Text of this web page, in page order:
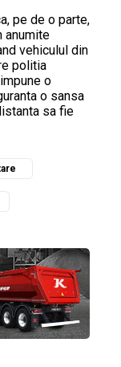
pe de o parte,
anumite
vehiculul din
politia
o
o sansa
sa fie